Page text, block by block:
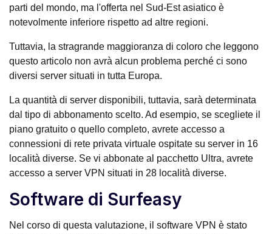
parti del mondo, ma l'offerta nel Sud-Est asiatico è
notevolmente inferiore rispetto ad altre regioni.
Tuttavia, la stragrande maggioranza di coloro che leggono
questo articolo non avrà alcun problema perché ci sono
diversi server situati in tutta Europa.
La quantità di server disponibili, tuttavia, sarà determinata
dal tipo di abbonamento scelto. Ad esempio, se scegliete il
piano gratuito o quello completo, avrete accesso a
connessioni di rete privata virtuale ospitate su server in 16
località diverse. Se vi abbonate al pacchetto Ultra, avrete
accesso a server VPN situati in 28 località diverse.
Software di Surfeasy
Nel corso di questa valutazione, il software VPN è stato